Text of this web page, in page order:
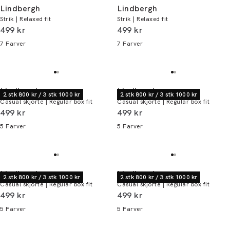
Lindbergh
Strik | Relaxed fit
I alt (inkl. rabat)
499 kr
7 Farver
Lindbergh
Strik | Relaxed fit
I alt (inkl. rabat)
499 kr
7 Farver
2 stk 800 kr / 3 stk 1000 kr
Lindbergh
Casual skjorte | Regular box fit
I alt (inkl. rabat)
499 kr
5 Farver
2 stk 800 kr / 3 stk 1000 kr
Lindbergh
Casual skjorte | Regular box fit
I alt (inkl. rabat)
499 kr
5 Farver
2 stk 800 kr / 3 stk 1000 kr
Lindbergh
Casual skjorte | Regular box fit
I alt (inkl. rabat)
499 kr
5 Farver
2 stk 800 kr / 3 stk 1000 kr
Lindbergh
Casual skjorte | Regular box fit
I alt (inkl. rabat)
499 kr
5 Farver